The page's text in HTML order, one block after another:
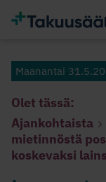
Maanantai
Olet tässä:
Ajankohtaista
mietinnöstä
koskevaksi